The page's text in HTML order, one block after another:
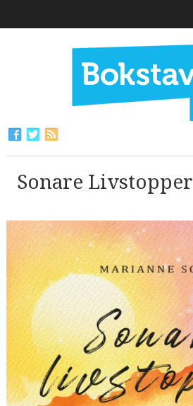
Sonare Livstopper